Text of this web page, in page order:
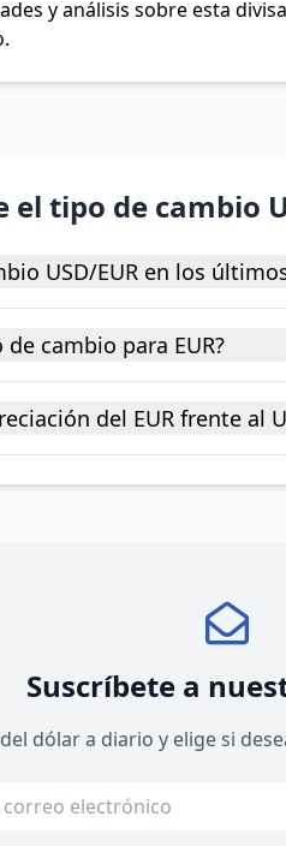
y análisis sobre esta
tipo de cambio
USD/EUR en los
cambio para EUR?
del EUR frente al
Suscríbete a
dólar a diario y elige si